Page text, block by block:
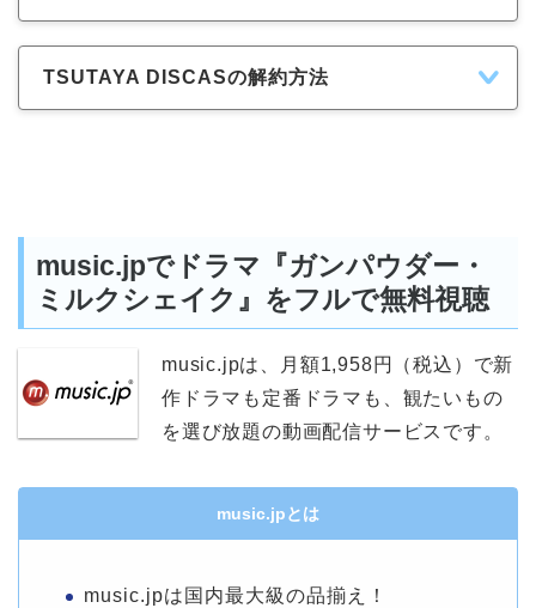
TSUTAYA DISCASの解約方法
music.jpでドラマ『ガンパウダー・
ミルクシェイク』をフルで無料視聴
music.jpは、月額1,958円（税込）で新
作ドラマも定番ドラマも、観たいもの
を選び放題の動画配信サービスです。
music.jpとは
music.jpは国内最大級の品揃え！